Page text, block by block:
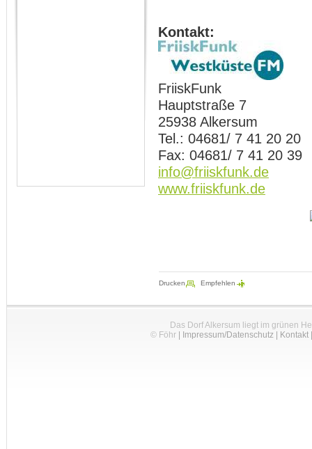
Kontakt:
FriiskFunk
Hauptstraße 7
25938 Alkersum
Tel.: 04681/ 7 41 20 20
Fax: 04681/ 7 41 20 39
info@friiskfunk.de
www.friiskfunk.de
Drucken Empfehlen
Das Dorf Alkersum liegt im grünen
© Föhr| Impressum/Datenschutz| Kontakt